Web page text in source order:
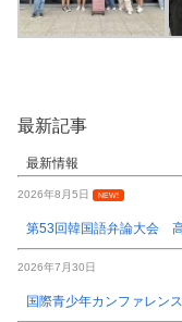
最新記事
最新情報
2026年8月5日 NEW!
第53回韓国語弁論大会
2026年7月30日
国際青少年カンファレン